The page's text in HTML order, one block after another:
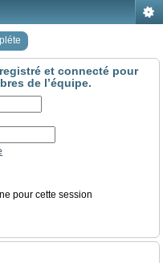
et connecté pour
de l’équipe.
pour cette session